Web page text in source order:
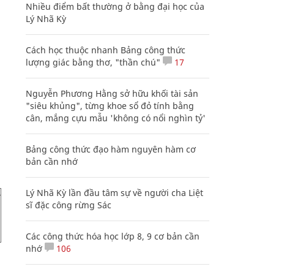
Nhiều điểm bất thường ở bằng đại học của
Lý Nhã Kỳ
Cách học thuộc nhanh Bảng công thức
lượng giác bằng thơ, "thần chú"
17
Nguyễn Phương Hằng sở hữu khối tài sản
"siêu khủng", từng khoe sổ đỏ tính bằng
cân, mắng cựu mẫu 'không có nổi nghìn tỷ'
Bảng công thức đạo hàm nguyên hàm cơ
bản cần nhớ
Lý Nhã Kỳ lần đầu tâm sự về người cha Liệt
sĩ đặc công rừng Sác
Các công thức hóa học lớp 8, 9 cơ bản cần
nhớ
106